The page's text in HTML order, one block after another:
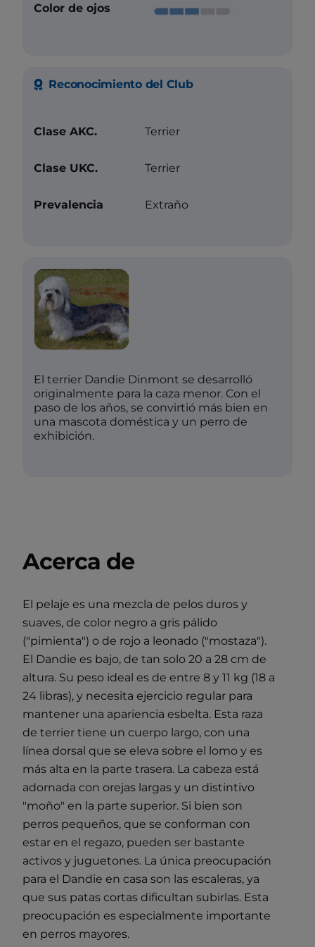
Color de ojos
Reconocimiento del Club
Clase AKC. Terrier
Clase UKC. Terrier
Prevalencia Extraño
El terrier Dandie Dinmont se desarrolló
originalmente para la caza menor. Con el
paso de los años, se convirtió más bien en
una mascota doméstica y un perro de
exhibición.
Acerca de
El pelaje es una mezcla de pelos duros y
suaves, de color negro a gris pálido
("pimienta") o de rojo a leonado ("mostaza").
El Dandie es bajo, de tan solo 20 a 28 cm de
altura. Su peso ideal es de entre 8 y 11 kg (18 a
24 libras), y necesita ejercicio regular para
mantener una apariencia esbelta. Esta raza
de terrier tiene un cuerpo largo, con una
línea dorsal que se eleva sobre el lomo y es
más alta en la parte trasera. La cabeza está
adornada con orejas largas y un distintivo
"moño" en la parte superior. Si bien son
perros pequeños, que se conforman con
estar en el regazo, pueden ser bastante
activos y juguetones. La única preocupación
para el Dandie en casa son las escaleras, ya
que sus patas cortas dificultan subirlas. Esta
preocupación es especialmente importante
en perros mayores.